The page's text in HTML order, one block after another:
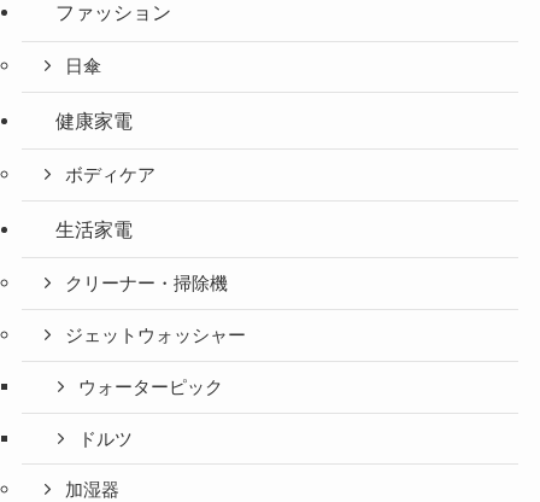
ファッション
日傘
健康家電
ボディケア
生活家電
クリーナー・掃除機
ジェットウォッシャー
ウォーターピック
ドルツ
加湿器